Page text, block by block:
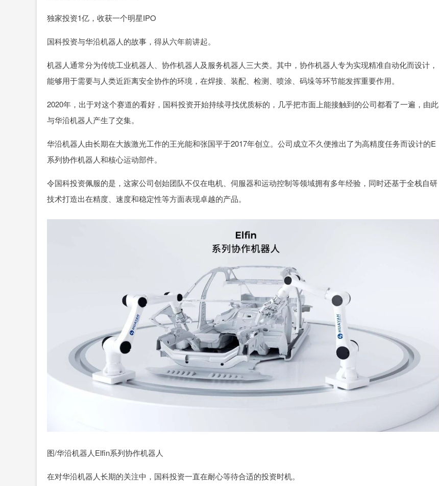
独家投资1亿，收获一个明星IPO
国科投资与华沿机器人的故事，得从六年前讲起。
机器人通常分为传统工业机器人、协作机器人及服务机器人三大类。其中，协作机器人专为实现精准自动化而设计，
能够用于需要与人类近距离安全协作的环境，在焊接、装配、检测、喷涂、码垛等环节能发挥重要作用。
2020年，出于对这个赛道的看好，国科投资开始持续寻找优质标的，几乎把市面上能接触到的公司都看了一遍，由此
与华沿机器人产生了交集。
华沿机器人由长期在大族激光工作的王光能和张国平于2017年创立。公司成立不久便推出了为高精度任务而设计的E
系列协作机器人和核心运动部件。
令国科投资佩服的是，这家公司创始团队不仅在电机、伺服器和运动控制等领域拥有多年经验，同时还基于全栈自研
技术打造出在精度、速度和稳定性等方面表现卓越的产品。
图/华沿机器人Elfin系列协作机器人
在对华沿机器人长期的关注中，国科投资一直在耐心等待合适的投资时机。